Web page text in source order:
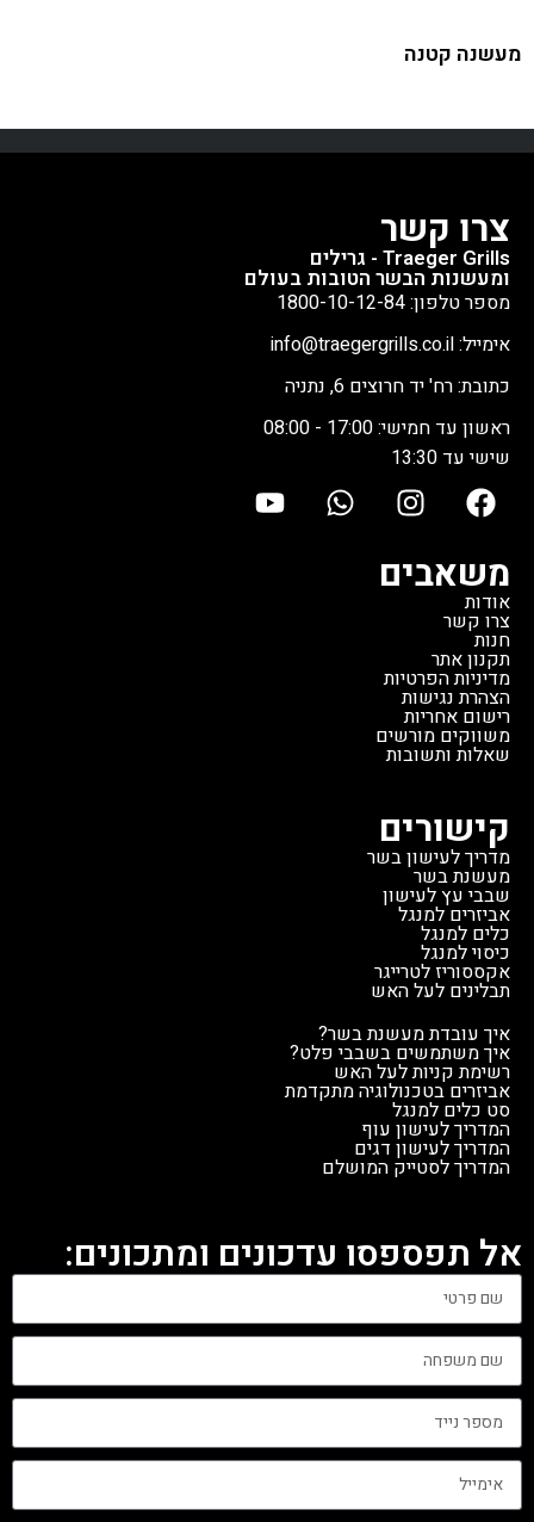
מעשנה קטנה
צרו קשר
Traeger Grills - גרילים
ומעשנות הבשר הטובות בעולם
מספר טלפון: 1800-10-12-84
אימייל: info@traegergrills.co.il
כתובת: רח' יד חרוצים 6, נתניה
ראשון עד חמישי: 17:00 - 08:00
שישי עד 13:30
משאבים
אודות
צרו קשר
חנות
תקנון אתר
מדיניות הפרטיות
הצהרת נגישות
רישום אחריות
משווקים מורשים
שאלות ותשובות
קישורים
מדריך לעישון בשר
מעשנת בשר
שבבי עץ לעישון
אביזרים למנגל
כלים למנגל
כיסוי למנגל
אקססוריז לטרייגר
תבלינים לעל האש
איך עובדת מעשנת בשר?
איך משתמשים בשבבי פלט?
רשימת קניות לעל האש
אביזרים בטכנולוגיה מתקדמת
סט כלים למנגל
המדריך לעישון עוף
המדריך לעישון דגים
המדריך לסטייק המושלם
אל תפספסו עדכונים ומתכונים: